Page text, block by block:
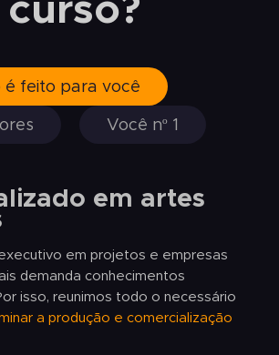
curso?
é feito para você
Você nº 1
em artes
em projetos e empresas
demanda conhecimentos
isso, reunimos todo o necessário
a produção e comercialização